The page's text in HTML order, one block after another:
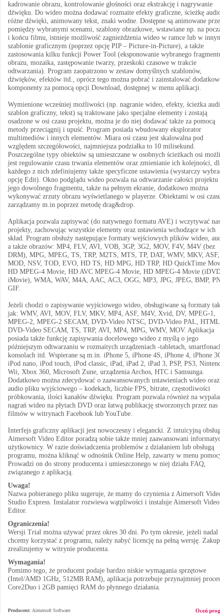
kadrowanie obrazu, kontrolowanie głośności oraz ekstrakcję i nagrywanie
dźwięku. Do wideo można dodawać rozmaite efekty graficzne, ścieżkę
różne dźwięki, animowany tekst, znaki wodne. Dostępne są animowane
pomiędzy wybranymi scenami, szablony obrazkowe, wstawiane np. na
i końcu filmu, istnieje możliwość zagnieżdżenia wideo w ramce lub w
szablonie graficznym (poprzez opcję PIP – Picture-in-Picture), a także
zastosowania kilku funkcji Power Tool (eksponowanie wybranego
obrazu, mozaika, zastępowanie twarzy, przeskoki czasowe w trakcie
odtwarzania). Program zaopatrzono w zestaw domyślnych szablonów,
dźwięków, efektów itd., oprócz tego można pobrać i zainstalować
komponenty za pomocą opcji Download, dostępnej w menu aplikacji.
Wymienione wcześniej możliwości (np. nagranie wideo, efekty, ścieżka
szablon graficzny, tekst) są traktowane jako specjalne elementy i zostają
osadzone w osi czasu projektu, można je do niej dodawać także za pomocą
metody przeciągnij i upuść. Program posiada wbudowany eksplorator
multimediów i innych elementów. Miara osi czasu jest skalowalna pod
względem szczegółowości, najmniejsza podziałka to 10 milisekund.
Poszczególne typy obiektów są umieszczane w osobnych ścieżkach osi
jest regulowanie czasu trwania elementów oraz zmienianie ich kolejności,
każdego z nich zdefiniujemy także specyficzne ustawienia (wystarczy
opcję Edit). Okno podglądu wideo pozwala na odtwarzanie całości projektu
jego dowolnego fragmentu, także na pełnym ekranie, dodatkowo można
wykonywać zrzuty obrazu wyświetlanego w playerze. Obiektami w osi
zarządzamy m.in poprzez metodę drag&drop.
Aplikacja pozwala zapisywać (do natywnego formatu AVE) i wczytywać
projekty, zachowując wszystkie elementy oraz ustawienia wchodzące w ich
skład. Program obsłuży następujące formaty wejściowych plików wideo,
a także obrazów: MP4, FLV, AVI, VOB, 3GP, 3G2, MOV, F4V, M4V (bez
DRM), MPG, MPEG, TS, TRP, M2TS, MTS, TP, DAT, WMV, MKV,
MOD, NSV, TOD, EVO, HD TS, HD MPG, HD TRP, HD QuickTime
HD MPEG-4 Movie, HD AVC MPEG-4 Movie, HD MPEG-4 Movie
iMovie), WMA, WAV, M4A, AAC, AC3, OGG, MP3, JPG, JPEG, BMP,
GIF.
Jeżeli chodzi o zapisywanie wyjściowego wideo, obsługiwane są formaty
jak: WMV, AVI, MOV, FLV, MKV, MP4, ASF, M4V, Xvid, DV, MPEG-1,
MPEG-2, MPEG-2 SECAM, DVD-Video NTSC, DVD-Video PAL,
DVD-Video SECAM, TS, TRP, AVI, MP4, MPG, WMV, MOV. Aplikacja
posiada także funkcję zapisywania docelowego wideo z myślą o jego
późniejszym odtwarzaniu w rozmaitych urządzeniach -tabletach,
konsolach itd. Wspierane są m.in. iPhone 5, iPhone 4S, iPhone 4, iPhone
iPod nano, iPod touch, iPod classic, iPad, iPad 2, iPad 3, PSP, PS3,
Wii, Xbox 360, Microsoft Zune, urządzenia Archos, HTC i Samsunga.
Dodatkowo można zdecydować o zaawansowanych ustawieniach wideo oraz
audio pliku wyjściowego – kodekach, liczbie FPS, bitrate, częstotliwości
próbkowania, ilości kanałów dźwięku. Program pozwala również na
nagrań wideo na płytach DVD oraz łatwą publikację stworzonych przez nas
filmów w witrynach Facebook lub YouTube.
Interfejs graficzny aplikacji jest nowoczesny i elegancki. Z intuicyjną
Aimersoft Video Editor poradzą sobie także mniej zaawansowani
użytkownicy. W razie doświadczenia problemów z działaniem lub obsługą
programu, można kliknąć w odnośnik Online Help, zawarty w menu
Prowadzi on do strony producenta i umieszczonego w niej działu FAQ,
związanego z aplikacją.
Uwaga!
Nazwa pobieranego pliku sugeruje, że mamy do czynienia z Aimersoft
Studio Express. Instalator rozwiewa wątpliwości i instaluje Aimersoft Video
Editor.
Ograniczenia!
Wersji Trial można używać przez okres 30 dni. Po tym okresie, jeżeli nadal
chcemy korzystać z programu, należy nabyć licencję na pełną wersję. Zakup
zrealizujemy w witrynie producenta.
Wymagania!
Pomimo tego, że producent podaje bardzo niskie wymagania sprzętowe
(Intel/AMD 1GHz, 512MB RAM), aplikacja potrzebuje przynajmniej
Core2Duo i 2GB pamięci RAM do płynnego działania.
Producent: Aimersoft Software
Oceń